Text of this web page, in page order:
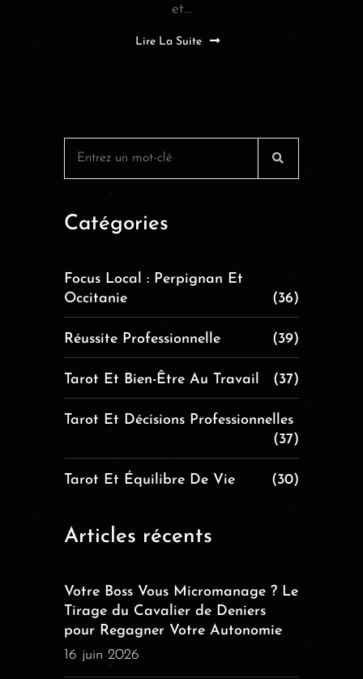
et...
Lire La Suite
Catégories
Focus Local : Perpignan Et
Occitanie
(36)
Réussite Professionnelle (39)
Tarot Et Bien-Être Au Travail (37)
Tarot Et Décisions Professionnelles
(37)
Tarot Et Équilibre De Vie (30)
Articles récents
Votre Boss Vous Micromanage ? Le
Tirage du Cavalier de Deniers
pour Regagner Votre Autonomie
16 juin 2026